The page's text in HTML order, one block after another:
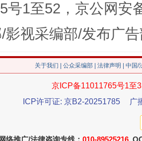
号1至52，京公网安
影视采编部/发布广
关于我们 公众采编部 法律声明 | 中国
京ICP备11011765号1至
ICP许可证: 京B2-20251785
广
络推广/法律咨询专线： 010-89525216